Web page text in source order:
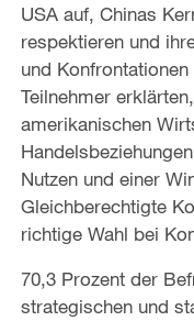
USA auf, Chinas
respektieren und
und
Teilnehmer
amerikanischen
Nutzen und einer
Gleichberechtigte
richtige Wahl bei
70,3 Prozent der
strategischen und